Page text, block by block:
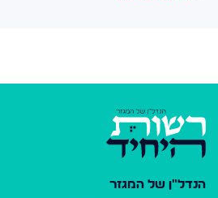
הנדל"ן של המגזר